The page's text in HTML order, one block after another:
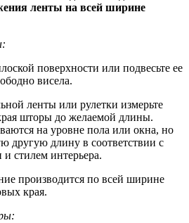
ленты на всей ширине
поверхности или подвесьте ее
висела.
ленты или рулетки измерьте
шторы до желаемой длины.
на уровне пола или окна, но
другую длину в соответствии с
стилем интерьера.
производится по всей ширине
края.